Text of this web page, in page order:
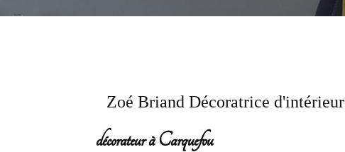
Zoé Briand Décoratrice d'intérieur
décorateur à Carquefou